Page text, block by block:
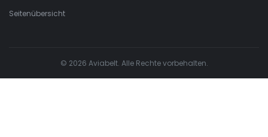
Seitenübersicht
© 2026 Aviabelt. Alle Rechte vorbehalten.